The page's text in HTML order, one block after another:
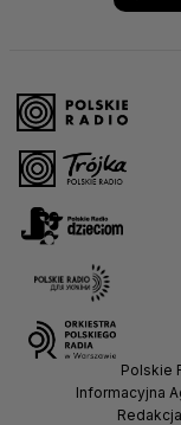
Polskie
Informacyjna